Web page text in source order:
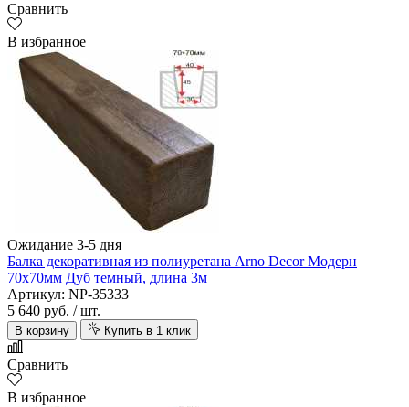
Сравнить
В избранное
Ожидание 3-5 дня
Балка декоративная из полиуретана Arno Decor Модерн
70х70мм Дуб темный, длина 3м
Артикул: NP-35333
5 640 руб. / шт.
В корзину Купить в 1 клик
Сравнить
В избранное